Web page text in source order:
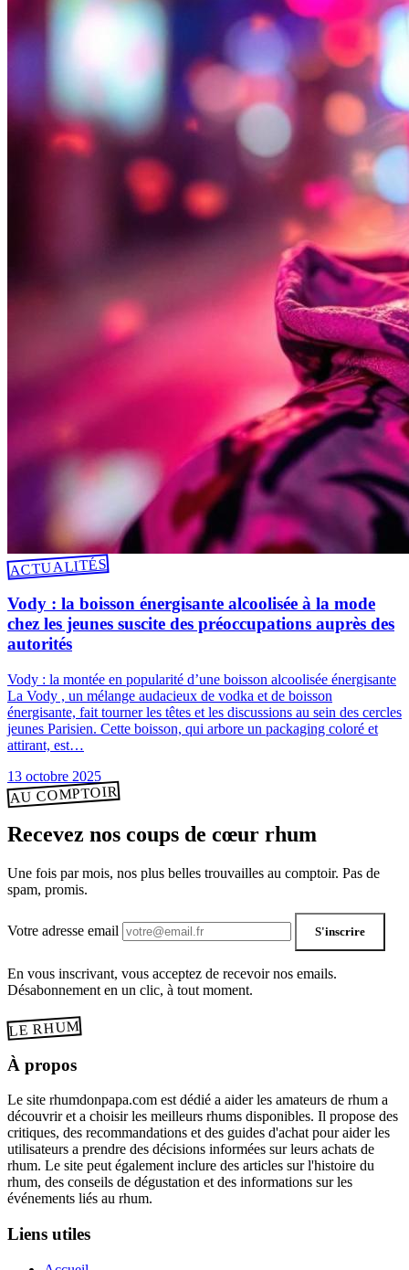
ACTUALITÉS
Vody : la boisson énergisante alcoolisée à la mode
chez les jeunes suscite des préoccupations auprès des
autorités
Vody : la montée en popularité d’une boisson alcoolisée énergisante
La Vody , un mélange audacieux de vodka et de boisson
énergisante, fait tourner les têtes et les discussions au sein des cercles
jeunes Parisien. Cette boisson, qui arbore un packaging coloré et
attirant, est…
13 octobre 2025
AU COMPTOIR
Recevez nos coups de cœur rhum
Une fois par mois, nos plus belles trouvailles au comptoir. Pas de
spam, promis.
Votre adresse email S'inscrire
En vous inscrivant, vous acceptez de recevoir nos emails.
Désabonnement en un clic, à tout moment.
LE RHUM
À propos
Le site rhumdonpapa.com est dédié a aider les amateurs de rhum a
découvrir et a choisir les meilleurs rhums disponibles. Il propose des
critiques, des recommandations et des guides d'achat pour aider les
utilisateurs a prendre des décisions informées sur leurs achats de
rhum. Le site peut également inclure des articles sur l'histoire du
rhum, des conseils de dégustation et des informations sur les
événements liés au rhum.
Liens utiles